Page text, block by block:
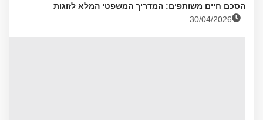
הסכם חיים משותפים: המדריך המשפטי המלא לזוגות
30/04/2026